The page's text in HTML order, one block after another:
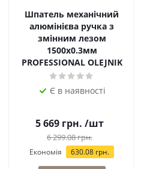
Шпатель механічний
алюмінієва ручка з
змінним лезом
1500х0.3мм
PROFESSIONAL OLEJNIK
Є в наявності
5 669 грн. /шт
6 299.08грн.
Економія 630.08 грн.